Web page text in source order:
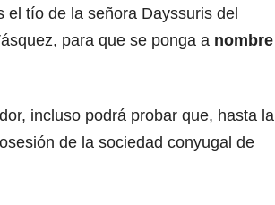
el tío de la señora Dayssuris del
para que se ponga a nombre
incluso podrá probar que, hasta la
de la sociedad conyugal de